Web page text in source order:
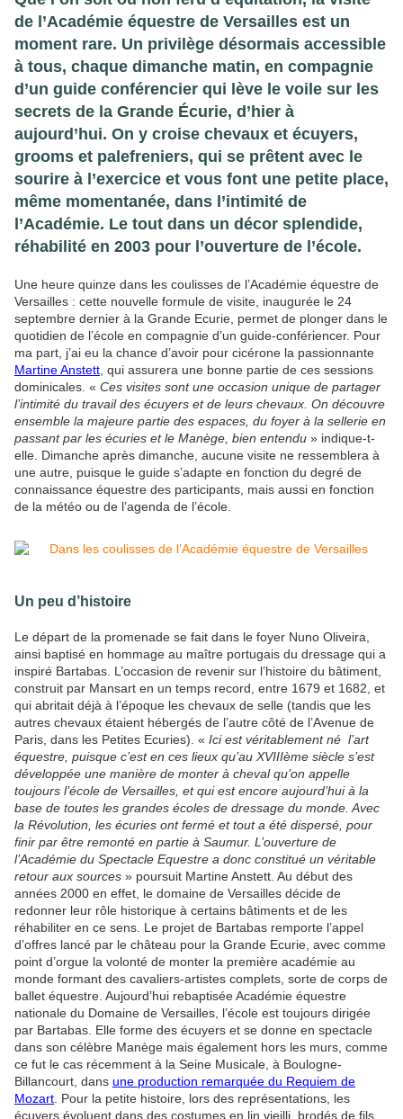
de l’Académie équestre de Versailles est un
moment rare. Un privilège désormais accessible
à tous, chaque dimanche matin, en compagnie
d’un guide conférencier qui lève le voile sur les
secrets de la Grande Écurie, d’hier à
aujourd’hui. On y croise chevaux et écuyers,
grooms et palefreniers, qui se prêtent avec le
sourire à l’exercice et vous font une petite place,
même momentanée, dans l’intimité de
l’Académie. Le tout dans un décor splendide,
réhabilité en 2003 pour l’ouverture de l’école.
Une heure quinze dans les coulisses de l’Académie équestre de
Versailles : cette nouvelle formule de visite, inaugurée le 24
septembre dernier à la Grande Ecurie, permet de plonger dans le
quotidien de l’école en compagnie d’un guide-confériencer. Pour
ma part, j’ai eu la chance d’avoir pour cicérone la passionnante
Martine Anstett , qui assurera une bonne partie de ces sessions
dominicales. « Ces visites sont une occasion unique de partager
l’intimité du travail des écuyers et de leurs chevaux. On découvre
ensemble la majeure partie des espaces, du foyer à la sellerie en
passant par les écuries et le Manège, bien entendu » indique-t-
elle. Dimanche après dimanche, aucune visite ne ressemblera à
une autre, puisque le guide s’adapte en fonction du degré de
connaissance équestre des participants, mais aussi en fonction
de la météo ou de l’agenda de l’école.
Un peu d’histoire
Le départ de la promenade se fait dans le foyer Nuno Oliveira,
ainsi baptisé en hommage au maître portugais du dressage qui a
inspiré Bartabas. L’occasion de revenir sur l’histoire du bâtiment,
construit par Mansart en un temps record, entre 1679 et 1682, et
qui abritait déjà à l’époque les chevaux de selle (tandis que les
autres chevaux étaient hébergés de l’autre côté de l’Avenue de
Paris, dans les Petites Ecuries). « Ici est véritablement né l’art
équestre, puisque c’est en ces lieux qu’au XVIIIème siècle s’est
développée une manière de monter à cheval qu’on appelle
toujours l’école de Versailles, et qui est encore aujourd’hui à la
base de toutes les grandes écoles de dressage du monde. Avec
la Révolution, les écuries ont fermé et tout a été dispersé, pour
finir par être remonté en partie à Saumur. L’ouverture de
l’Académie du Spectacle Equestre a donc constitué un véritable
retour aux sources » poursuit Martine Anstett. Au début des
années 2000 en effet, le domaine de Versailles décide de
redonner leur rôle historique à certains bâtiments et de les
réhabiliter en ce sens. Le projet de Bartabas remporte l’appel
d’offres lancé par le château pour la Grande Ecurie, avec comme
point d’orgue la volonté de monter la première académie au
monde formant des cavaliers-artistes complets, sorte de corps de
ballet équestre. Aujourd’hui rebaptisée Académie équestre
nationale du Domaine de Versailles, l’école est toujours dirigée
par Bartabas. Elle forme des écuyers et se donne en spectacle
dans son célèbre Manège mais également hors les murs, comme
ce fut le cas récemment à la Seine Musicale, à Boulogne-
Billancourt, dans une production remarquée du Requiem de
Mozart . Pour la petite histoire, lors des représentations, les
écuyers évoluent dans des costumes en lin vieilli, brodés de fils